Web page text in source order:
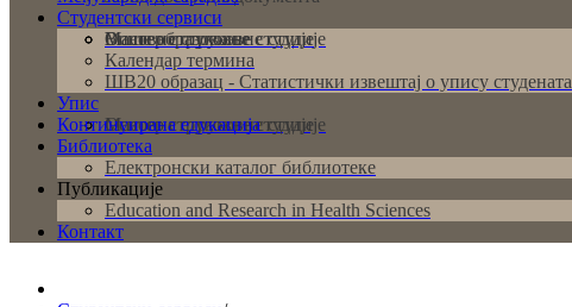
Студентски сервиси
Основне струковне студије
Мастер струковне студије
Више образовање
Календар термина
ШВ20 образац - Статистички извештај о упису студената
Упис
Основне струковне студије
Мастер струковне студије
Континуирана едукација
Библиотека
Електронски каталог библиотеке
Публикације
Education and Research in Health Sciences
Контакт